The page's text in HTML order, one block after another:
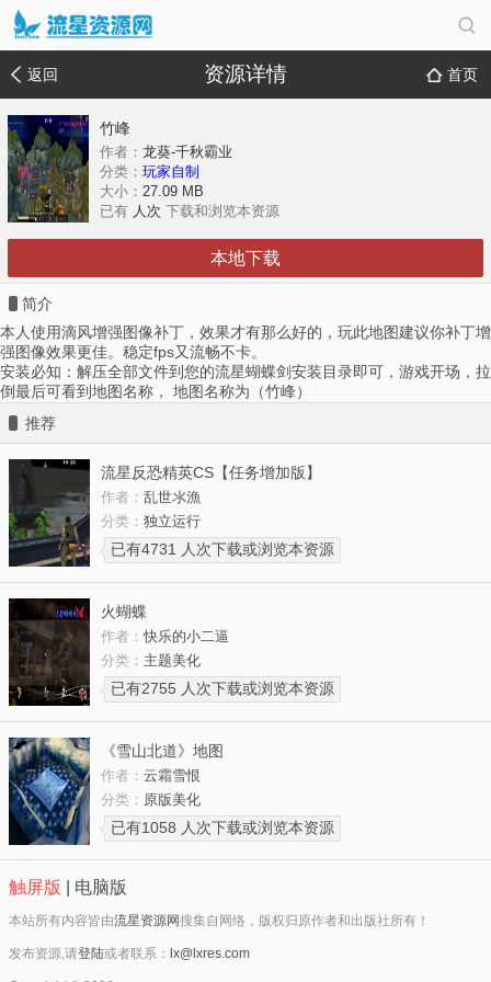
返回 资源详情 首页
竹峰
作者： 龙葵-千秋霸业
分类： 玩家自制
大小： 27.09 MB
已有 人次 下载和浏览本资源
本地下载
简介
本人使用滴风增强图像补丁，效果才有那么好的，玩此地图建议你补丁增
强图像效果更佳。稳定fps又流畅不卡。
安装必知：解压全部文件到您的流星蝴蝶剑安装目录即可，游戏开场，拉
倒最后可看到地图名称， 地图名称为（竹峰）
推荐
流星反恐精英CS【任务增加版】
作者： 乱世氺漁
分类： 独立运行
已有4731 人次下载或浏览本资源
火蝴蝶
作者：快乐的小二逼
分类： 主题美化
已有2755 人次下载或浏览本资源
《雪山北道》地图
作者： 云霜雪恨
分类： 原版美化
已有1058 人次下载或浏览本资源
触屏版 电脑版
本站所有内容皆由流星资源网搜集自网络，版权归原作者和出版社所有！
发布资源,请登陆或者联系： lx@lxres.com